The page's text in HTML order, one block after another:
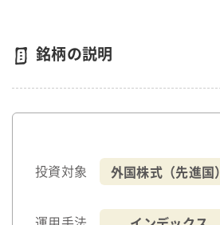
銘柄の説明
投資対象 外国株式（先進国）